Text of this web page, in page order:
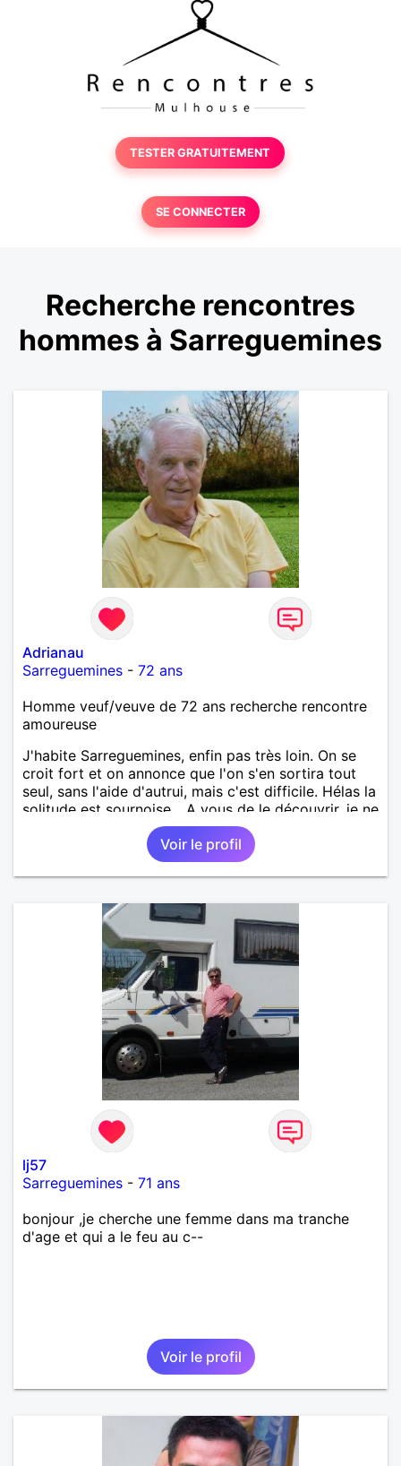
TESTER GRATUITEMENT
SE CONNECTER
Recherche rencontres
hommes à Sarreguemines
Adrianau
Sarreguemines - 72 ans
Homme veuf/veuve de 72 ans recherche rencontre
amoureuse
J'habite Sarreguemines, enfin pas très loin. On se
croit fort et on annonce que l'on s'en sortira tout
seul, sans l'aide d'autrui, mais c'est difficile. Hélas la
solitude est sournoise... A vous de le découvrir, je ne
serais peut-être pas objectif. Rencontrer pour
débuter, partager ensuite si le "feeling" se présente.
Voir le profil
lj57
Sarreguemines - 71 ans
bonjour ,je cherche une femme dans ma tranche
d'age et qui a le feu au c--
Voir le profil